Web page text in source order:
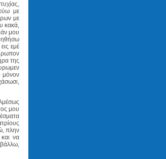
με
με
κακά,
μου
εμέ
της
μόνον
μου
πλην
να